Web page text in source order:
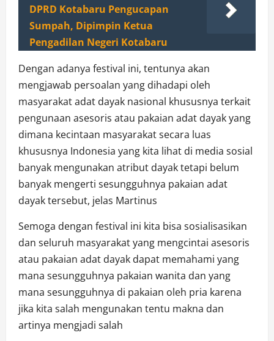
DPRD Kotabaru Pengucapan
Sumpah, Dipimpin Ketua
Pengadilan Negeri Kotabaru
Dengan adanya festival ini, tentunya akan
mengjawab persoalan yang dihadapi oleh
masyarakat adat dayak nasional khususnya terkait
pengunaan asesoris atau pakaian adat dayak yang
dimana kecintaan masyarakat secara luas
khususnya Indonesia yang kita lihat di media sosial
banyak mengunakan atribut dayak tetapi belum
banyak mengerti sesungguhnya pakaian adat
dayak tersebut, jelas Martinus
Semoga dengan festival ini kita bisa sosialisasikan
dan seluruh masyarakat yang mengcintai asesoris
atau pakaian adat dayak dapat memahami yang
mana sesungguhnya pakaian wanita dan yang
mana sesungguhnya di pakaian oleh pria karena
jika kita salah mengunakan tentu makna dan
artinya mengjadi salah